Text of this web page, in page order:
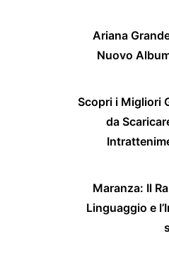
Ariana
Nuovo
Scopri i Migliori
da
Maranza: Il
Linguaggio e